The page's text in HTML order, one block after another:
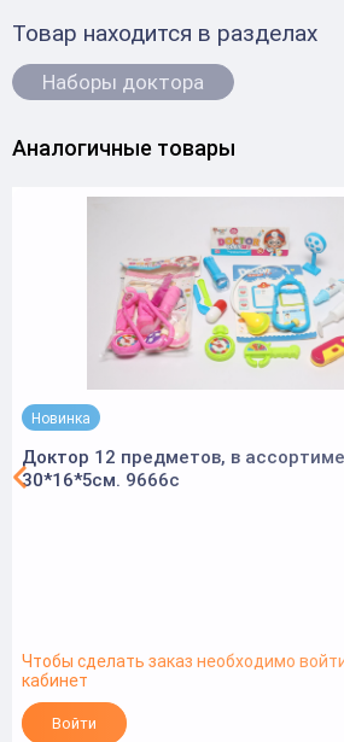
Товар находится в разделах
Наборы доктора
Аналогичные товары
Новинка
Доктор 12 предметов, в
30*16*5см. 9666c
Чтобы сделать заказ необходимо
кабинет
Войти